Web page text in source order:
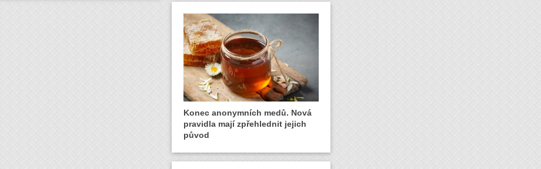
Konec anonymních medů. Nová
pravidla mají zpřehlednit jejich
původ